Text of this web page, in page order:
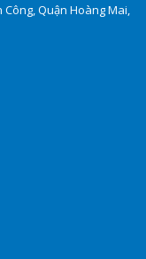
Quận Hoàng Mai,